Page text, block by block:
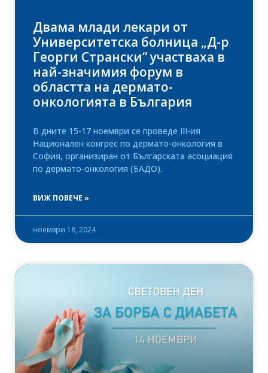
Двама млади лекари от
Университетска болница „Д-р
Георги Странски“ участваха в
най-значимия форум в
областта на дермато-
онкологията в България
В дните 15-17 ноември се проведе III-ия
Национален конгрес по дермато-онкология в
София, организиран от Българската асоциация
по дермато-онкология (БАДО).
ВИЖ ПОВЕЧЕ »
ноември 18, 2024